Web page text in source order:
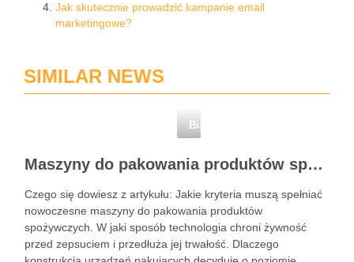
Jak skutecznie prowadzić kampanie email
marketingowe?
SIMILAR NEWS
Biznes i finanse
Maszyny do pakowania produktów spożywczych – standardy higieny i nowoczesne technologie w przetwórstwie
Czego się dowiesz z artykułu: Jakie kryteria muszą spełniać
nowoczesne maszyny do pakowania produktów
spożywczych. W jaki sposób technologia chroni żywność
przed zepsuciem i przedłuża jej trwałość. Dlaczego